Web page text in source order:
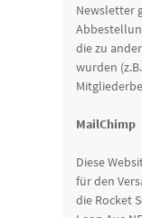
Newsletter
die zu
wurden
MailChimp
Diese
für den
die Rocket